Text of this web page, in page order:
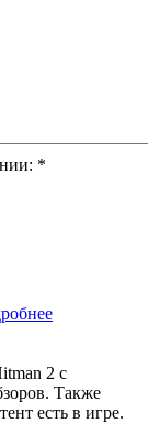
*
2 с
Также
есть в игре.